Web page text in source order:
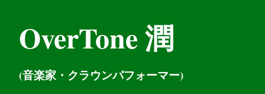
OverTone 潤
(音楽家・クラウンパフォーマー)